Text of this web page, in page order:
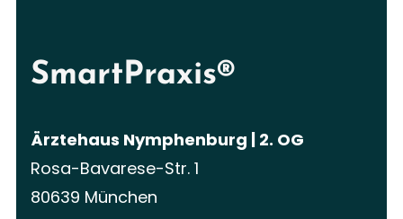
SmartPraxis®
Ärztehaus Nymphenburg | 2. OG
Rosa-Bavarese-Str. 1
80639 München